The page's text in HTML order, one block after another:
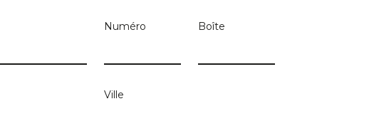
Numéro Boîte
Ville